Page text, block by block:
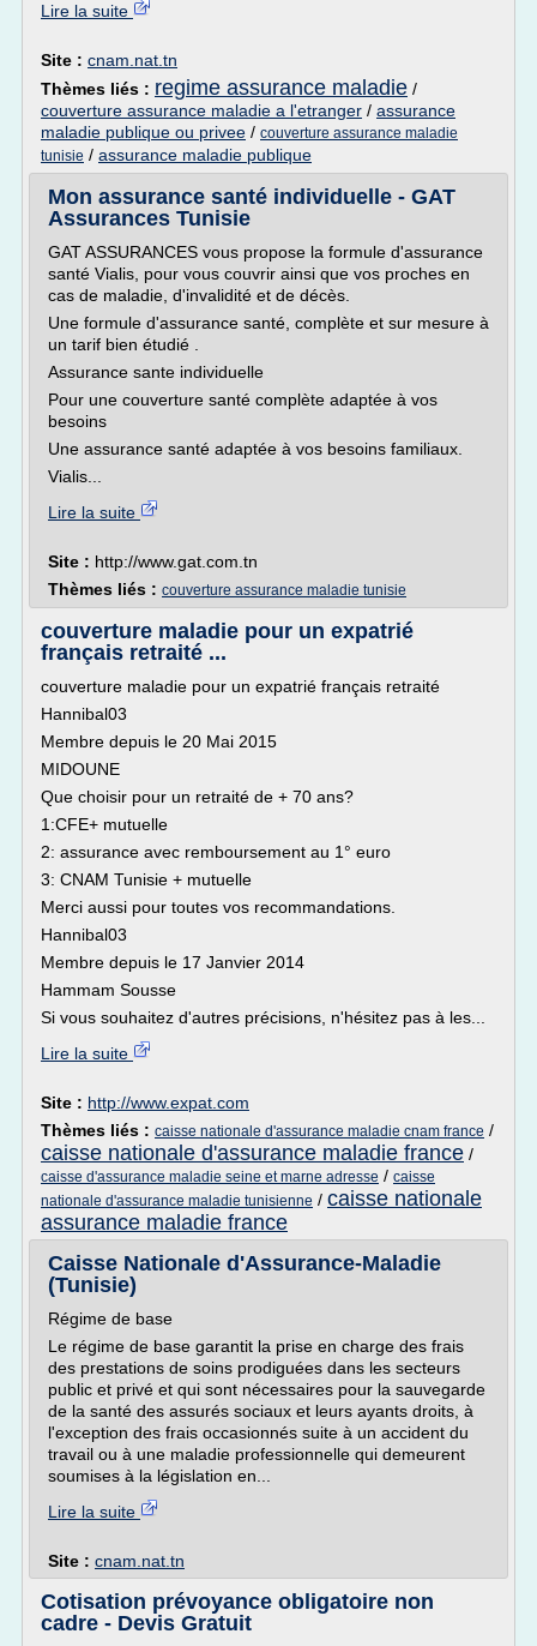
Lire la suite
Site : cnam.nat.tn
Thèmes liés : regime assurance maladie /
couverture assurance maladie a l'etranger / assurance
maladie publique ou privee / couverture assurance maladie
tunisie / assurance maladie publique
Mon assurance santé individuelle - GAT
Assurances Tunisie
GAT ASSURANCES vous propose la formule d'assurance
santé Vialis, pour vous couvrir ainsi que vos proches en
cas de maladie, d'invalidité et de décès.
Une formule d'assurance santé, complète et sur mesure à
un tarif bien étudié .
Assurance sante individuelle
Pour une couverture santé complète adaptée à vos
besoins
Une assurance santé adaptée à vos besoins familiaux.
Vialis...
Lire la suite
Site : http://www.gat.com.tn
Thèmes liés : couverture assurance maladie tunisie
couverture maladie pour un expatrié
français retraité ...
couverture maladie pour un expatrié français retraité
Hannibal03
Membre depuis le 20 Mai 2015
MIDOUNE
Que choisir pour un retraité de + 70 ans?
1:CFE+ mutuelle
2: assurance avec remboursement au 1° euro
3: CNAM Tunisie + mutuelle
Merci aussi pour toutes vos recommandations.
Hannibal03
Membre depuis le 17 Janvier 2014
Hammam Sousse
Si vous souhaitez d'autres précisions, n'hésitez pas à les...
Lire la suite
Site : http://www.expat.com
Thèmes liés : caisse nationale d'assurance maladie cnam france /
caisse nationale d'assurance maladie france /
caisse d'assurance maladie seine et marne adresse / caisse
nationale d'assurance maladie tunisienne / caisse nationale
assurance maladie france
Caisse Nationale d'Assurance-Maladie
(Tunisie)
Régime de base
Le régime de base garantit la prise en charge des frais
des prestations de soins prodiguées dans les secteurs
public et privé et qui sont nécessaires pour la sauvegarde
de la santé des assurés sociaux et leurs ayants droits, à
l'exception des frais occasionnés suite à un accident du
travail ou à une maladie professionnelle qui demeurent
soumises à la législation en...
Lire la suite
Site : cnam.nat.tn
Cotisation prévoyance obligatoire non
cadre - Devis Gratuit